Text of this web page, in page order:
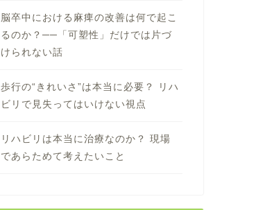
脳卒中における麻痺の改善は何で起こ
るのか？──「可塑性」だけでは片づ
けられない話
歩行の“きれいさ”は本当に必要？ リハ
ビリで見失ってはいけない視点
リハビリは本当に治療なのか？ 現場
であらためて考えたいこと